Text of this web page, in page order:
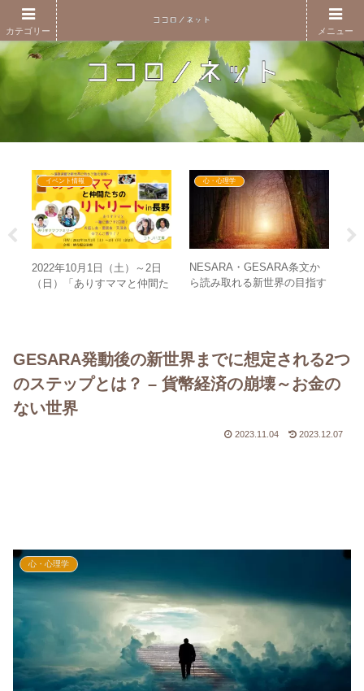
イベント情報
2022年10月1日（土）～2日
（日）「ありすママと仲間た
心・心理学
NESARA・GESARA条文か
ら読み取れる新世界の目指す
GESARA発動後の新世界までに想定される2つ
のステップとは？ – 貨幣経済の崩壊～お金の
ない世界
2023.11.04 2023.12.07
心・心理学
カテゴリー メニュー